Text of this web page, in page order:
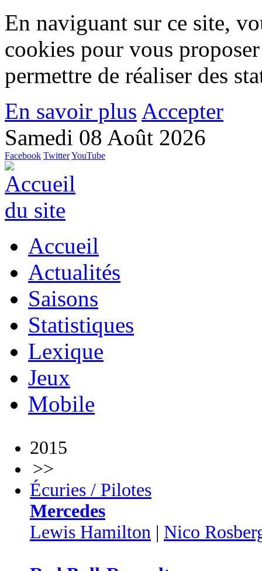
En naviguant sur ce site,
cookies pour vous
permettre de réaliser des
En savoir plus Accepter
Samedi 08 Août 2026
Facebook TwitterYouTube
Accueil
Actualités
Saisons
Statistiques
Lexique
Jeux
Mobile
2015
>>
Écuries / Pilotes
Mercedes
Lewis Hamilton | Nico